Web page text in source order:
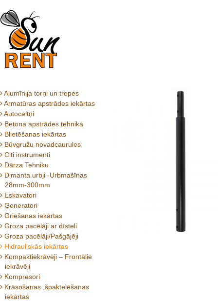
Alumīnija torņi un trepes
Armatūras apstrādes iekārtas
Autoceltņi
Betona apstrādes tehnika
Blietēšanas iekārtas
Būvgružu novadcaurules
Citi instrumenti
Dārza Tehniku
Dimanta urbji -Urbmašīnas
28mm-300mm
Eskavatori
Ģeneratori
Griešanas iekārtas
Groza pacēlāji ar dīsteli
Groza pacēlāji/Pašgājēji
Hidrauliskās iekārtas
Kompaktiekrāvēji – Frontālie
iekrāvēji
Kompresori
Krāsošanas ,špaktelēšanas
iekārtas